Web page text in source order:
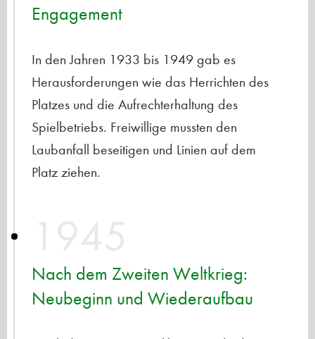
Engagement
In den Jahren 1933 bis 1949 gab es
Herausforderungen wie das Herrichten des
Platzes und die Aufrechterhaltung des
Spielbetriebs. Freiwillige mussten den
Laubanfall beseitigen und Linien auf dem
Platz ziehen.
Nach dem Zweiten Weltkrieg:
Neubeginn und Wiederaufbau